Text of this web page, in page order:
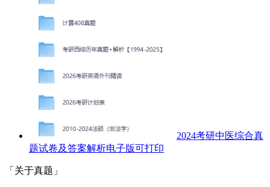
2024考研中医综合真
题试卷及答案解析电子版可打印
「关于真题」